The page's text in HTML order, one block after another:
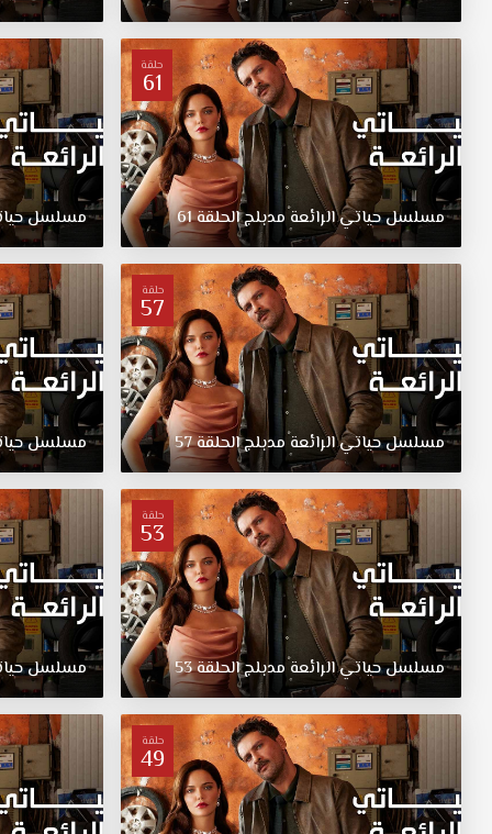
الذي
جاء
ووجدها
تعيش
حياة
رائعة.
حلقة
61
مسلسلحياتيالرائعة مدبلجالحلقة61 مسلسل
حلقة
57
مسلسلحياتيالرائعة مدبلجالحلقة57 مسلسل
حلقة
53
مسلسلحياتيالرائعة مدبلجالحلقة53 مسلسل
حلقة
49